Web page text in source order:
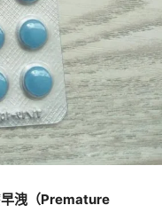
早洩（Premature